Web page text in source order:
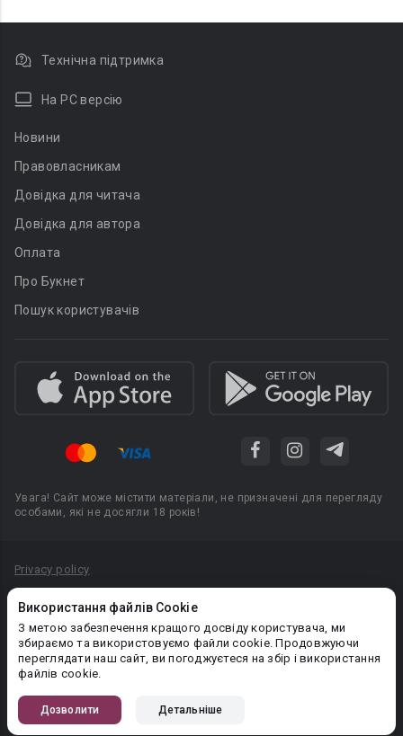
Використання файлів Cookie
З метою забезпечення кращого досвіду користувача, ми
збираємо та використовуємо файли cookie. Продовжуючи
переглядати наш сайт, ви погоджуєтеся на збір і використання
файлів cookie.
Дозволити Детальніше
Технічна підтримка
На PC версію
Новини
Правовласникам
Довідка для читача
Довідка для автора
Оплата
Про Букнет
Пошук користувачів
Увага! Сайт може містити матеріали, не призначені для перегляду
особами, які не досягли 18 років!
Privacy policy
Політика конфіденційності
Правила публікації авторського контенту
PR-вiддiл: pr@booknet.com
© 2026 Booknet. Всі права захищено.